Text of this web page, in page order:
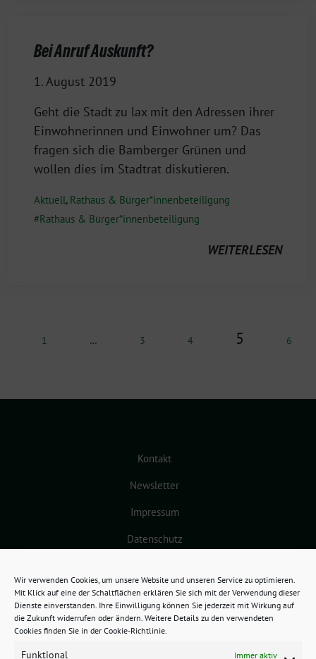
Wir verwenden Cookies, um unsere Website und unseren Service zu optimieren.
Mit Klick auf eine der Schaltflächen erklären Sie sich mit der Verwendung dieser
Dienste einverstanden. Ihre Einwilligung können Sie jederzeit mit Wirkung auf
die Zukunft widerrufen oder ändern. Weitere Details zu den verwendeten
Cookies finden Sie in der Cookie-Richtlinie.
Funktional Immer aktiv
Bei Anruf Auskunft?
1. August 2019
Geht die Stadt zu lax mit den Adressen ihrer
Einwohnerinnen und Einwohner um? Das
fragen sich die Bamberger Grünen und
wollen dies im Stadtrat diskutieren.
Aktuell, Rathaus & Bürger*innenbeteiligung
Rathaus & Bürger*innenbeteiligung
WEITERLESEN
1 … 3 4 5 6
Kontakt
Newsletter
Impressum
Datenschutz